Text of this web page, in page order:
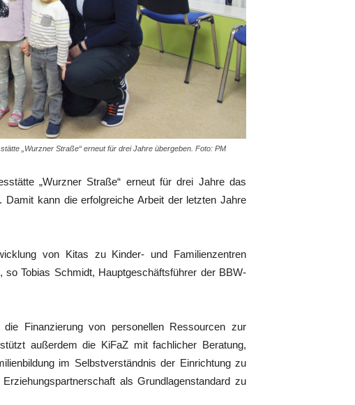
„Wurzner Straße“ erneut für drei Jahre übergeben. Foto: PM
„Wurzner Straße“ erneut für drei Jahre das
kann die erfolgreiche Arbeit der letzten Jahre
von Kitas zu Kinder- und Familienzentren
so Tobias Schmidt, Hauptgeschäftsführer der BBW-
Finanzierung von personellen Ressourcen zur
außerdem die KiFaZ mit fachlicher Beratung,
im Selbstverständnis der Einrichtung zu
als Grundlagenstandard zu